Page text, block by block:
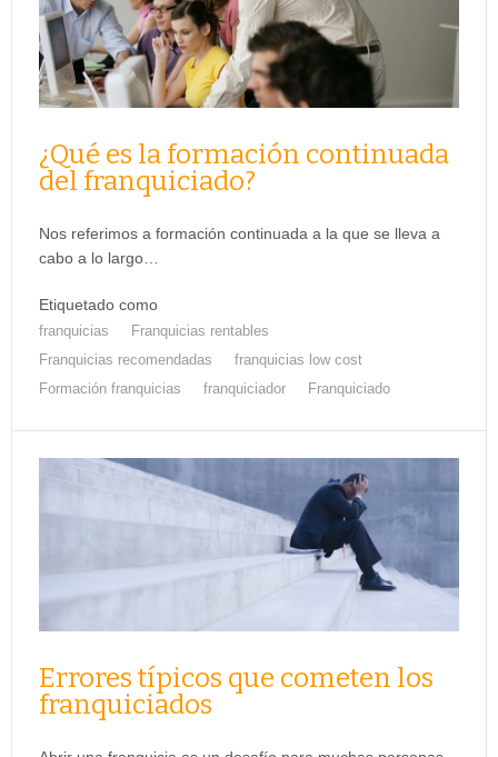
¿Qué es la formación continuada
del franquiciado?
Nos referimos a formación continuada a la que se lleva a
cabo a lo largo…
Etiquetado como
franquicias
Franquicias rentables
Franquicias recomendadas
franquicias low cost
Formación franquicias
franquiciador Franquiciado
Errores típicos que cometen los
franquiciados